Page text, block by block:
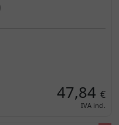
47,84 €
IVA incl.